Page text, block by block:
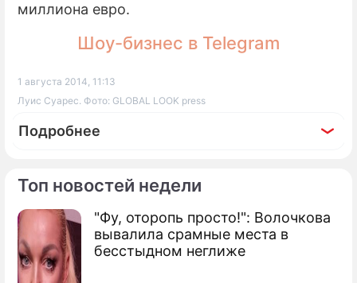
Топ новостей недели
"Фу, оторопь просто!": Волочкова
вывалила срамные места в
бесстыдном неглиже
миллиона евро.
Шоу-бизнес в Telegram
1 августа 2014, 11:13
Луис Суарес. Фото: GLOBAL LOOK press
Подробнее
По теме
Продолжение: Кунг-фу гол